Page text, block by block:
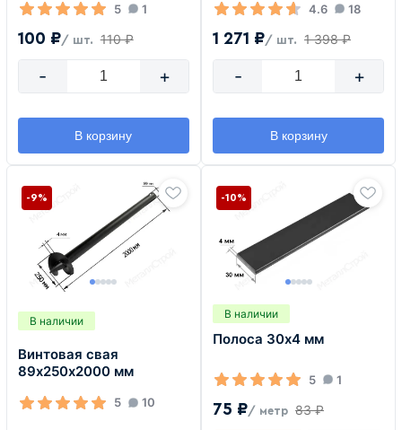
5 1
100 ₽/ шт. 110 ₽
- +
В корзину
4.6 18
1 271 ₽/ шт. 1 398 ₽
- +
В корзину
В наличии
Винтовая свая
89х250х2000 мм
5 10
-9%
В наличии
Полоса 30х4 мм
5 1
75 ₽/ метр 83 ₽
-10%